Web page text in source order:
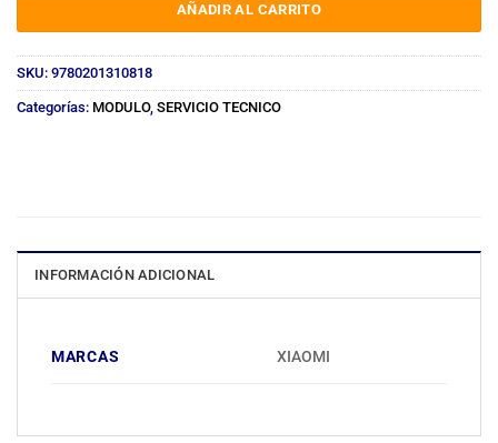
AÑADIR AL CARRITO
SKU: 9780201310818
Categorías: MODULO, SERVICIO TECNICO
INFORMACIÓN ADICIONAL
MARCAS XIAOMI